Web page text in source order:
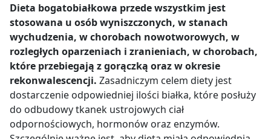
Dieta bogatobiałkowa przede wszystkim jest
stosowana u osób wyniszczonych, w stanach
wychudzenia, w chorobach nowotworowych, w
rozległych oparzeniach i zranieniach, w chorobach,
które przebiegają z gorączką oraz w okresie
rekonwalescencji. Zasadniczym celem diety jest
dostarczenie odpowiedniej ilości białka, które posłuży
do odbudowy tkanek ustrojowych ciał
odpornościowych, hormonów oraz enzymów.